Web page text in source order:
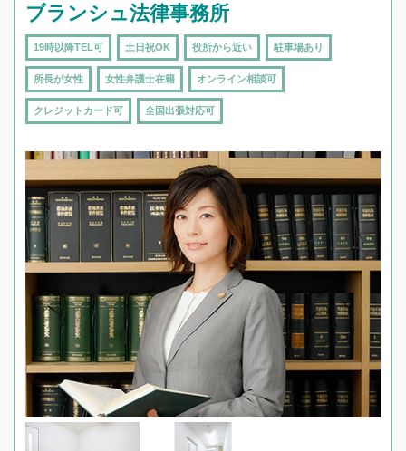
ブランシュ法律事務所
19時以降TEL可 土日祝OK 役所から近い 駐車場あり
所長が女性 女性弁護士在籍 オンライン相談可
クレジットカード可 全国出張対応可